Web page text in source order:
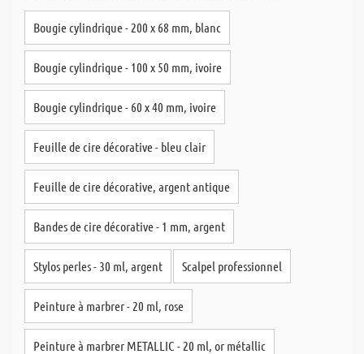
Bougie cylindrique - 200 x 68 mm, blanc
Bougie cylindrique - 100 x 50 mm, ivoire
Bougie cylindrique - 60 x 40 mm, ivoire
Feuille de cire décorative - bleu clair
Feuille de cire décorative, argent antique
Bandes de cire décorative - 1 mm, argent
Stylos perles - 30 ml, argent Scalpel professionnel
Peinture à marbrer - 20 ml, rose
Peinture à marbrer METALLIC - 20 ml, or métallic